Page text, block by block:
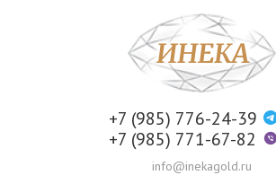
+7 (985) 776-24-39
+7 (985) 771-67-82
info@inekagold.ru